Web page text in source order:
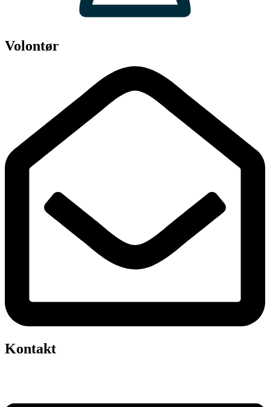
Volontør
Kontakt